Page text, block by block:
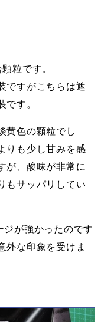
粒です。
ですがこちらは遮
です。
黄色の顆粒でし
りも少し甘みを感
が、酸味が非常に
もサッパリしてい
ジが強かったのです
外な印象を受けま